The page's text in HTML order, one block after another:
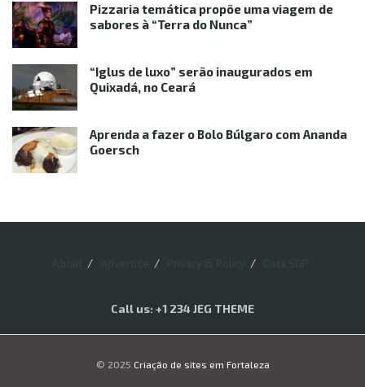
Pizzaria temática propõe uma viagem de
sabores à “Terra do Nunca”
“Iglus de luxo” serão inaugurados em
Quixadá, no Ceará
Aprenda a fazer o Bolo Búlgaro com Ananda
Goersch
Call us: +1 234 JEG THEME
© 2025 Criação de sites em Fortaleza